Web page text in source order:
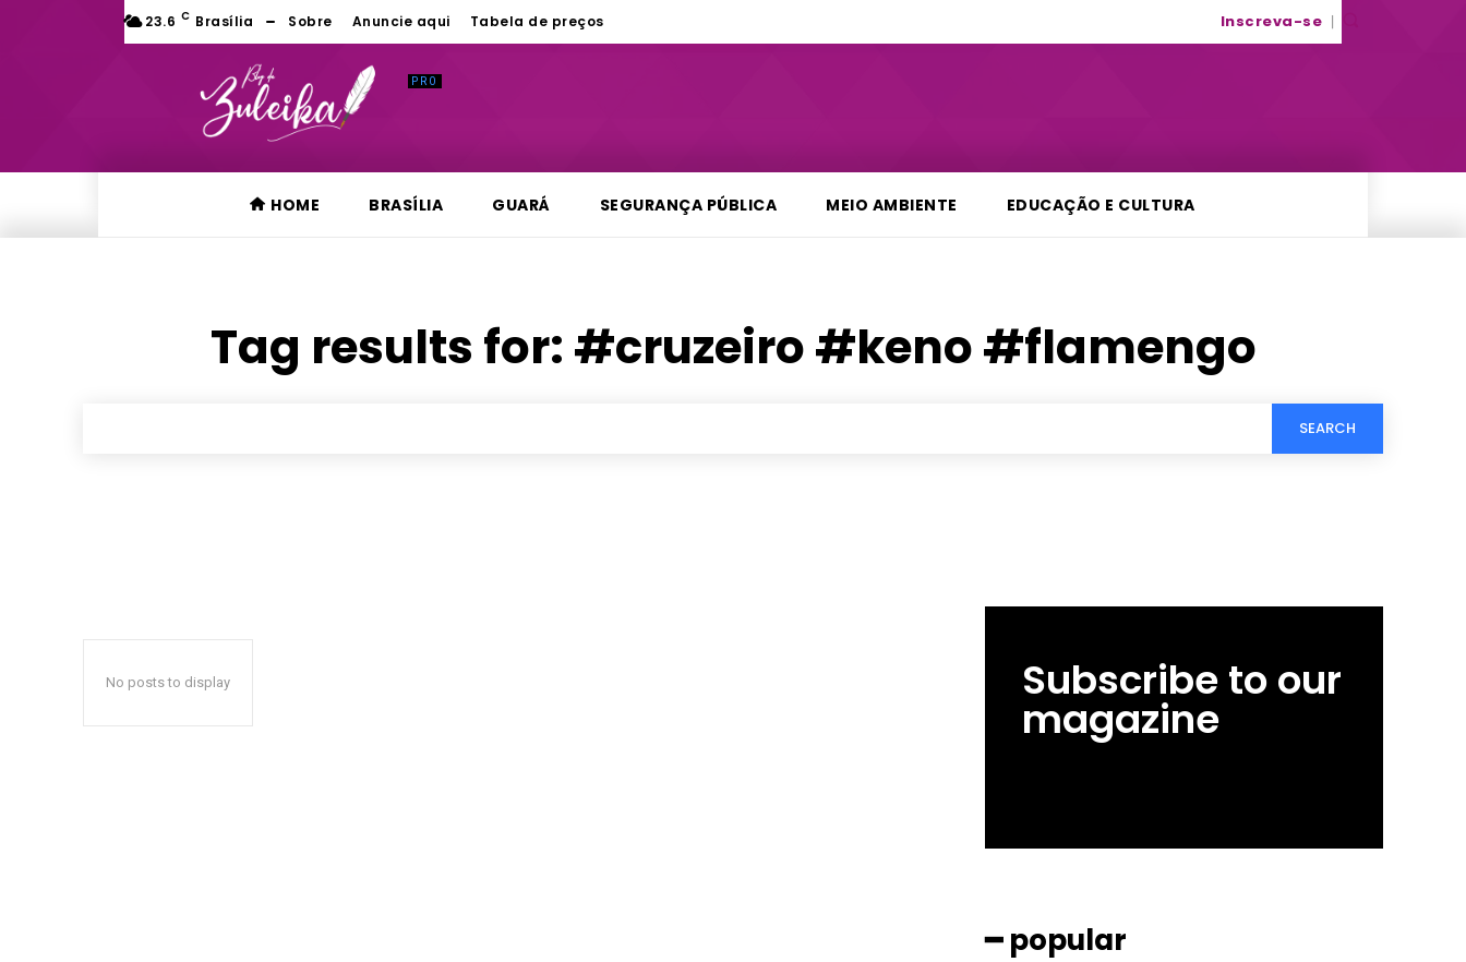
23.6 C Brasília Sobre Anuncie aqui Tabela de preços Inscreva-se
HOME BRASÍLIA GUARÁ SEGURANÇA PÚBLICA MEIO AMBIENTE EDUCAÇÃO E CULTURA
Tag results for: #cruzeiro #keno #flamengo
SEARCH
No posts to display Subscribe to our
magazine
━ popular